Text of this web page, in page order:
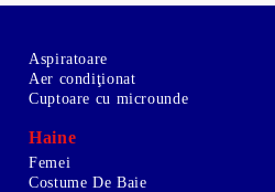
Aspiratoare
Aer condiţionat
Cuptoare cu microunde
Haine
Femei
Costume De Baie